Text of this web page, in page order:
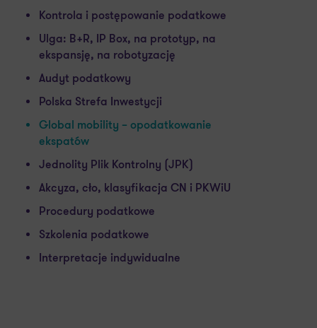
Kontrola i postępowanie podatkowe
Ulga: B+R, IP Box, na prototyp, na
ekspansję, na robotyzację
Audyt podatkowy
Polska Strefa Inwestycji
Global mobility – opodatkowanie
ekspatów
Jednolity Plik Kontrolny (JPK)
Akcyza, cło, klasyfikacja CN i PKWiU
Procedury podatkowe
Szkolenia podatkowe
Interpretacje indywidualne